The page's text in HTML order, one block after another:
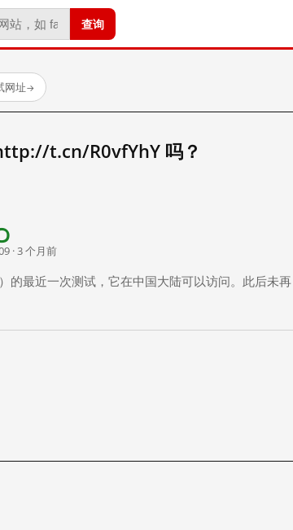
查询
网址→
t.cn/R0vfYhY 吗？
· 3 个月前
的最近一次测试，它在中国大陆可以访问。此后未再